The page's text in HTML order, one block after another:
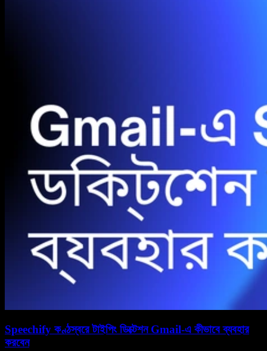
Speechify কণ্ঠস্বরে টাইপিং ডিক্টেশন Gmail-এ কীভাবে ব্যবহার
করবেন